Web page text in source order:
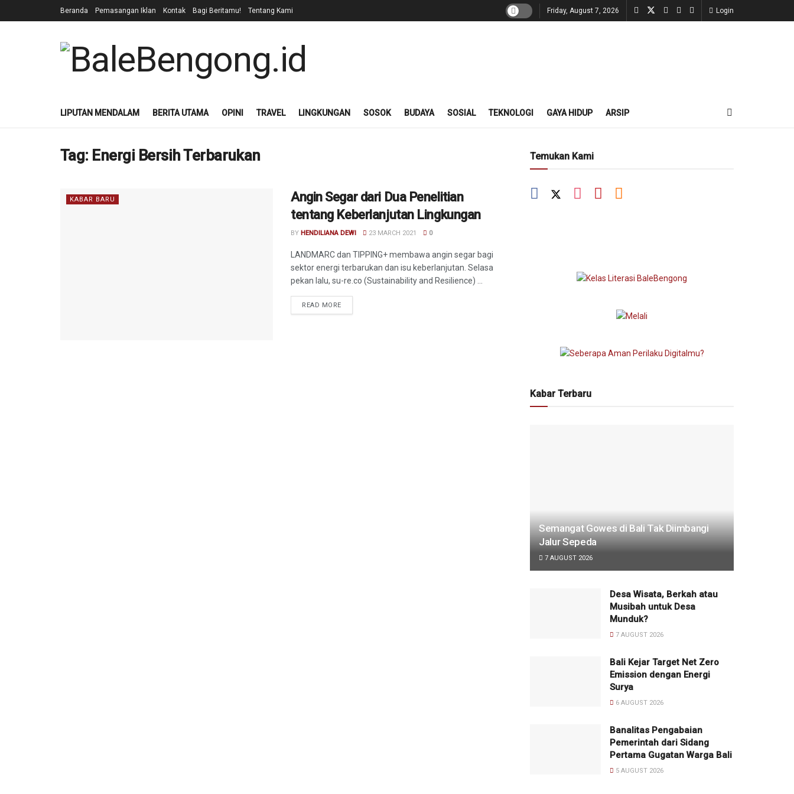
Beranda Pemasangan Iklan Kontak Bagi Beritamu! Tentang Kami Friday, August 7, 2026 Login
LIPUTAN MENDALAM BERITA UTAMA OPINI TRAVEL LINGKUNGAN SOSOK BUDAYA SOSIAL TEKNOLOGI GAYA HIDUP ARSIP
Tag: Energi Bersih Terbarukan
KABAR BARU
Angin Segar dari Dua Penelitian
tentang Keberlanjutan Lingkungan
BY HENDILIANA DEWI 23 MARCH 2021 0
LANDMARC dan TIPPING+ membawa angin segar bagi
sektor energi terbarukan dan isu keberlanjutan. Selasa
pekan lalu, su-re.co (Sustainability and Resilience) ...
READ MORE
Temukan Kami
Kabar Terbaru
Semangat Gowes di Bali Tak Diimbangi
Jalur Sepeda
7 AUGUST 2026
Desa Wisata, Berkah atau
Musibah untuk Desa
Munduk?
7 AUGUST 2026
Bali Kejar Target Net Zero
Emission dengan Energi
Surya
6 AUGUST 2026
Banalitas Pengabaian
Pemerintah dari Sidang
Pertama Gugatan Warga Bali
5 AUGUST 2026